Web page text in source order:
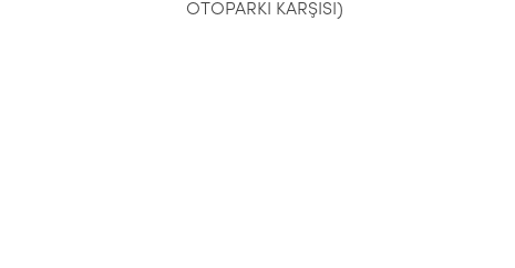
OTOPARKI KARŞISI)